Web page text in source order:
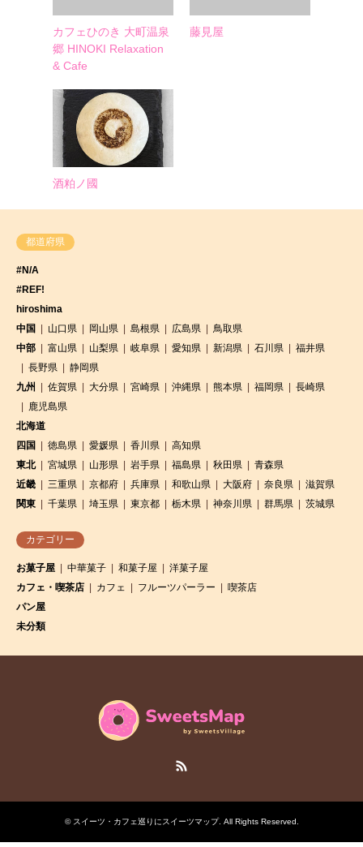
カフェひのき 大町温泉
郷 HINOKI Relaxation
& Cafe
藤見屋
酒粕ノ國
都道府県
#N/A
#REF!
hiroshima
中国
山口県 岡山県 島根県 広島県
鳥取県
中部
富山県 山梨県 岐阜県 愛知県 新潟県 石川県
福井県
長野県
静岡県
九州
佐賀県 大分県 宮崎県 沖縄県 熊本県 福岡県
長崎県
鹿児島県
北海道
四国
徳島県 愛媛県 香川県
高知県
東北
宮城県 山形県 岩手県 福島県 秋田県
青森県
近畿
三重県 京都府 兵庫県 和歌山県 大阪府 奈良県
滋賀県
関東
千葉県 埼玉県 東京都 栃木県 神奈川県 群馬県 茨城県
カテゴリー
お菓子屋 中華菓子 和菓子屋
洋菓子屋
カフェ・喫茶店
カフェ フルーツパーラー
喫茶店
パン屋
未分類
© スイーツ・カフェ巡りにスイーツマップ. All Rights Reserved.